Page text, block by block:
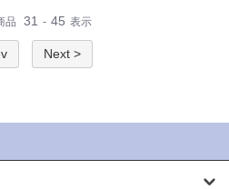
品 31 - 45 表示
Next >